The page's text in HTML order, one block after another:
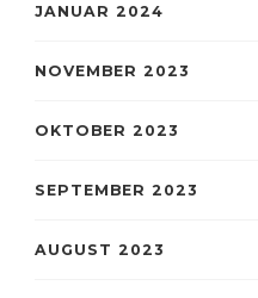
JANUAR 2024
NOVEMBER 2023
OKTOBER 2023
SEPTEMBER 2023
AUGUST 2023